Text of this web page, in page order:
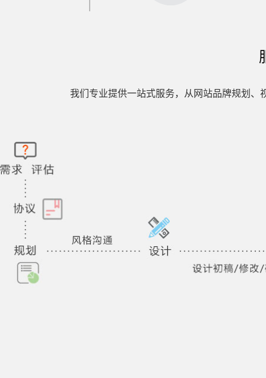
移动交互体
验
与
同
CPU处理能力有限，专门为
移动交互体
与
同
我们专业提供一站式服务，从网站品牌规划